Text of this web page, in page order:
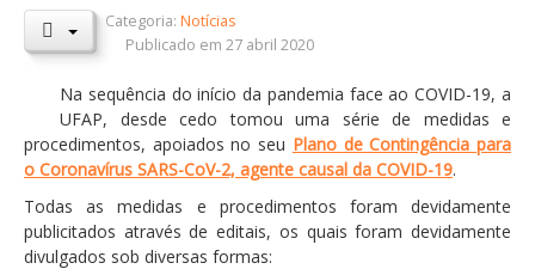
Orçamentos / PPI / PPA
DESTAQUES
Eventos
Notícias
Sondagens
Categoria:Notícias
Publicado em 27 abril 2020
Na sequência do início da pandemia face ao COVID-19, a
UFAP, desde cedo tomou uma série de medidas e
procedimentos, apoiados no seu Plano de Contingência para
o Coronavírus SARS-CoV-2, agente causal da COVID-19.
Todas as medidas e procedimentos foram devidamente
publicitados através de editais, os quais foram devidamente
divulgados sob diversas formas: